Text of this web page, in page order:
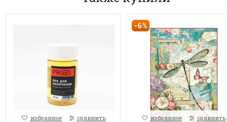
избранное сравнить
-6%
избранное сравнить